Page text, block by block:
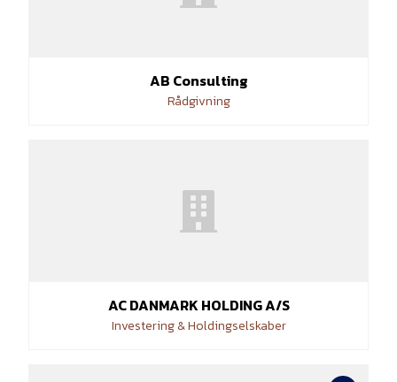
AB Consulting
Rådgivning
AC DANMARK HOLDING A/S
Investering & Holdingselskaber